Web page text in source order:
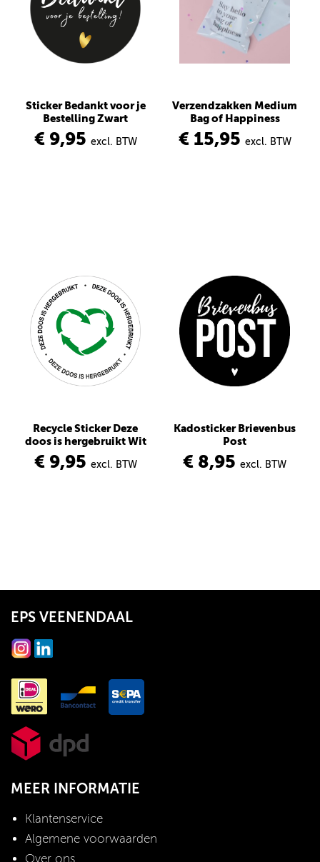
Sticker Bedankt voor je
Bestelling Zwart
€ 9,95 excl. BTW
Verzendzakken Medium
Bag of Happiness
€ 15,95 excl. BTW
Recycle Sticker Deze
doos is hergebruikt Wit
€ 9,95 excl. BTW
Kadosticker Brievenbus
Post
€ 8,95 excl. BTW
EPS VEENENDAAL
MEER INFORMATIE
Klantenservice
Algemene voorwaarden
Over ons